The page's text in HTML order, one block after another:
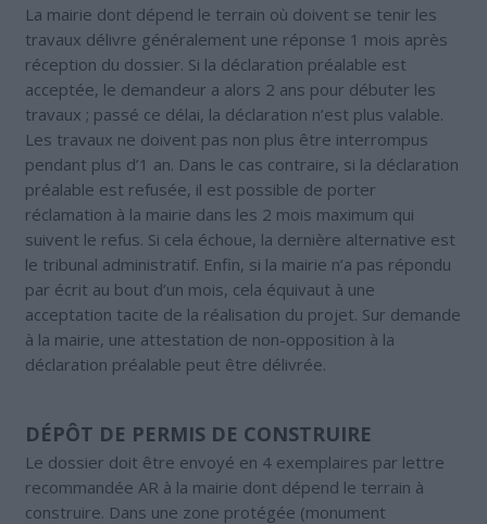
La mairie dont dépend le terrain où doivent se tenir les
travaux délivre généralement une réponse 1 mois après
réception du dossier. Si la déclaration préalable est
acceptée, le demandeur a alors 2 ans pour débuter les
travaux ; passé ce délai, la déclaration n’est plus valable.
Les travaux ne doivent pas non plus être interrompus
pendant plus d’1 an. Dans le cas contraire, si la déclaration
préalable est refusée, il est possible de porter
réclamation à la mairie dans les 2 mois maximum qui
suivent le refus. Si cela échoue, la dernière alternative est
le tribunal administratif. Enfin, si la mairie n’a pas répondu
par écrit au bout d’un mois, cela équivaut à une
acceptation tacite de la réalisation du projet. Sur demande
à la mairie, une attestation de non-opposition à la
déclaration préalable peut être délivrée.
DÉPÔT DE PERMIS DE CONSTRUIRE
Le dossier doit être envoyé en 4 exemplaires par lettre
recommandée AR à la mairie dont dépend le terrain à
construire. Dans une zone protégée (monument